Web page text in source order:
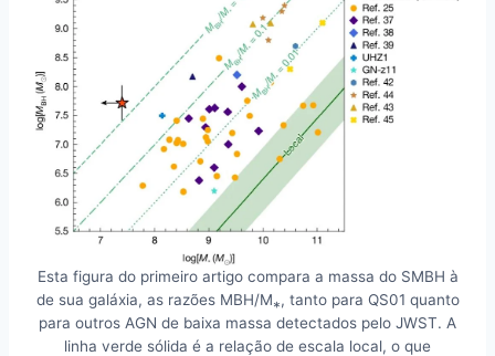
Esta figura do primeiro artigo compara a massa do SMBH à
de sua galáxia, as razões MBH/M⁎, tanto para QS01 quanto
para outros AGN de baixa massa detectados pelo JWST. A
linha verde sólida é a relação de escala local, o que